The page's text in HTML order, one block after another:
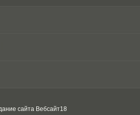
сайта Вебсайт18